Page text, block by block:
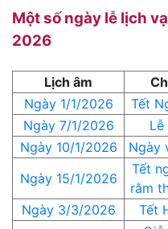
Một số ngày lễ lịch
2026
Lịch âm
Ngày 1/1/2026
Tết
Ngày 7/1/2026
Lễ
Ngày 10/1/2026
Ngày
Ngày 15/1/2026
Tết
rằm
Ngày 3/3/2026
Tết